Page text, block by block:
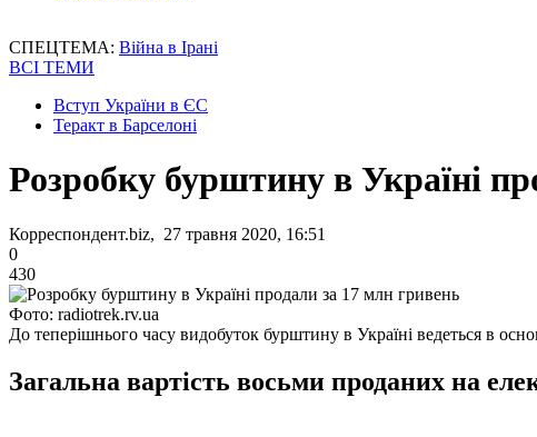
СПЕЦТЕМА: Війна в Ірані
ВСІ ТЕМИ
Вступ України в ЄС
Теракт в Барселоні
Розробку бурштину в Україні
Корреспондент.biz, 27 травня 2020, 16:51
0
430
Фото: radiotrek.rv.ua
До теперішнього часу видобуток бурштину в Україні ведеться в
Загальна вартість восьми проданих на